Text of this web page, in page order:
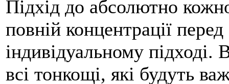
Підхід до абсолютно
повній концентрації
індивідуальному
всі тонкощі, які будуть